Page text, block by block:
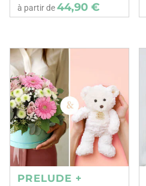
à partir de44,90 €
PRELUDE +